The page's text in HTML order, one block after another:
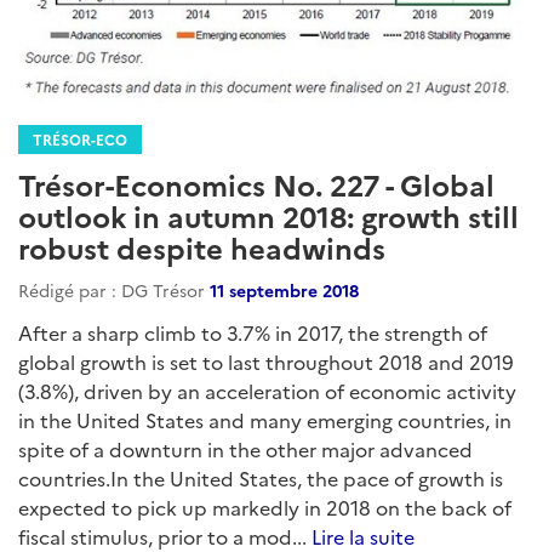
TRÉSOR-ECO
Trésor-Economics No. 227 - Global
outlook in autumn 2018: growth still
robust despite headwinds
Rédigé par : DG Trésor 11 septembre 2018
After a sharp climb to 3.7% in 2017, the strength of
global growth is set to last throughout 2018 and 2019
(3.8%), driven by an acceleration of economic activity
in the United States and many emerging countries, in
spite of a downturn in the other major advanced
countries.In the United States, the pace of growth is
expected to pick up markedly in 2018 on the back of
fiscal stimulus, prior to a mod... Lire la suite